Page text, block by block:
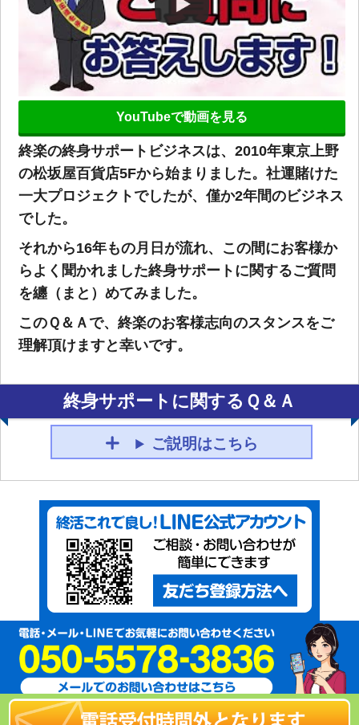
YouTubeで動画を見る
終楽の終身サポートビジネスは、2010年東京上野
の松坂屋百貨店5Fから始まりました。社運賭けた
一大プロジェクトでしたが、僅か2年間のビジネス
でした。
それから16年もの月日が流れ、この間にお客様か
らよく聞かれました終身サポートに関するご質問
を纏（まと）めてみました。
このＱ＆Ａで、終楽のお客様志向のスタンスをご
理解頂けますと幸いです。
終身サポートに関するＱ＆Ａ
ご説明はこちら